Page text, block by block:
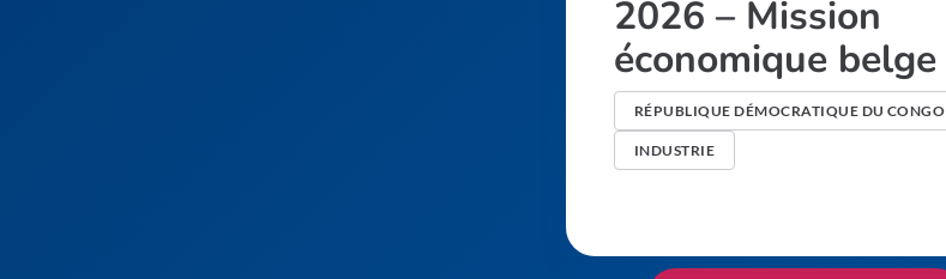
2026 – Mission
économique belge
RÉPUBLIQUE DÉMOCRATIQUE DU CONGO
INDUSTRIE